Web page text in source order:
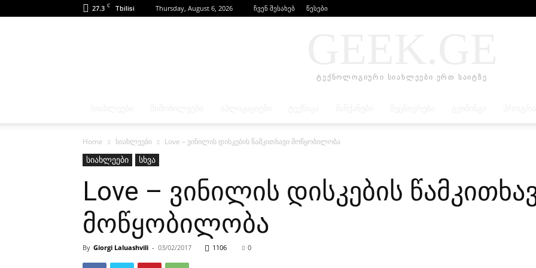
27.3 C Tbilisi Thursday, August 6, 2026 ჩვენ შესახებ წესები
ტექნოლოგიური სიახლეები ერთ საიტზე
Home სიახლეები Love – ვინილის დისკების წამკითხავი მოწყობილობა
სიახლეები სხვა
Love – ვინილის დისკების
მოწყობილობა
By Giorgi Laluashvili - 03/02/2017 1106 0